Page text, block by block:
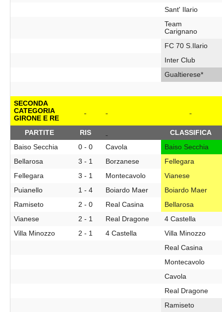
Sant' Ilario
Team
Carignano
FC 70 S.Ilario
Inter Club
Gualtierese*
SECONDA
CATEGORIA
GIRONE E RE
PARTITE
RIS
CLASSIFICA
Baiso Secchia
0 - 0 Cavola
Baiso Secchia
Bellarosa
3 - 1 Borzanese
Fellegara
Fellegara
3 - 1 Montecavolo
Vianese
Puianello
1 - 4 Boiardo Maer
Boiardo Maer
Ramiseto
2 - 0 Real Casina
Bellarosa
Vianese
2 - 1 Real Dragone
4 Castella
Villa Minozzo
2 - 1 4 Castella
Villa Minozzo
Real Casina
Montecavolo
Cavola
Real Dragone
Ramiseto